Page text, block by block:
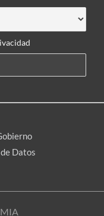
Datos